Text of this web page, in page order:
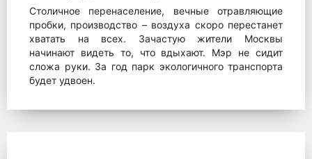
Столичное перенаселение, вечные отравляющие
пробки, производство – воздуха скоро перестанет
хватать на всех. Зачастую жители Москвы
начинают видеть то, что вдыхают. Мэр не сидит
сложа руки. За год парк экологичного транспорта
будет удвоен.